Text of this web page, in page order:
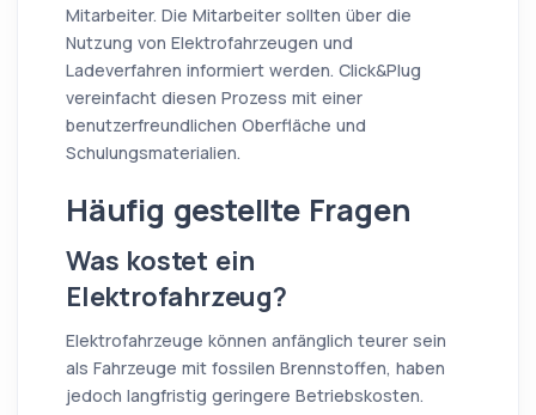
Mitarbeiter. Die Mitarbeiter sollten über die
Nutzung von Elektrofahrzeugen und
Ladeverfahren informiert werden. Click&Plug
vereinfacht diesen Prozess mit einer
benutzerfreundlichen Oberfläche und
Schulungsmaterialien.
Häufig gestellte Fragen
Was kostet ein
Elektrofahrzeug?
Elektrofahrzeuge können anfänglich teurer sein
als Fahrzeuge mit fossilen Brennstoffen, haben
jedoch langfristig geringere Betriebskosten.